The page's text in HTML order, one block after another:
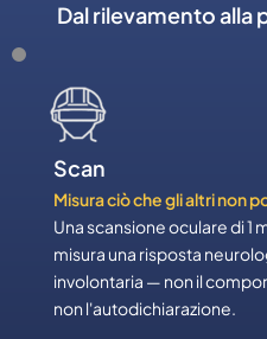
Dal rilevamento alla
Scan
Misura ciò che gli altri non
Una scansione oculare di 1
misura una risposta
involontaria — non il
non l'autodichiarazione.